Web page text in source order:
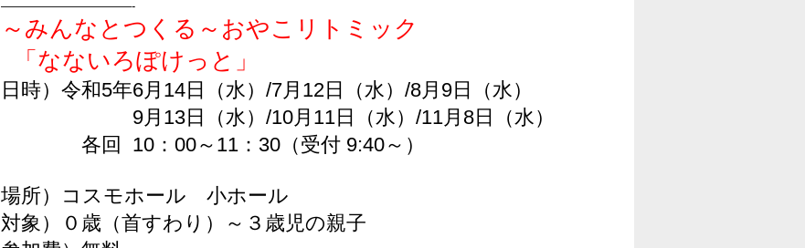
———————————-
～みんなとつくる～おやこリトミック
「なないろぽけっと」
日時）令和5年6月14日（水）/7月12日（水）/8月9日（水）
9月13日（水） /10月11日（水）/11月8日（水）
各回 10：00～11：30（受付 9:40～）
場所）コスモホール 小ホール
対象）０歳（首すわり）～３歳児の親子